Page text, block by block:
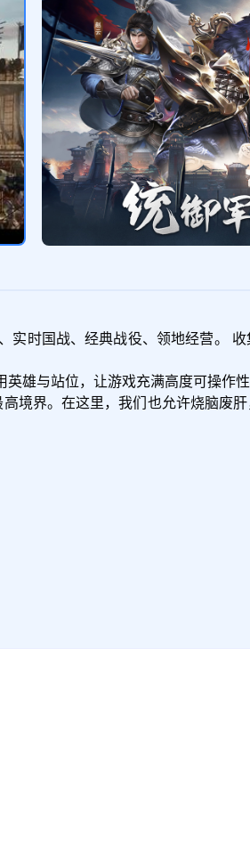
实时国战、经典战役、领地经营。
雄与站位，让游戏充满高度可操作
境界。在这里，我们也允许烧脑废